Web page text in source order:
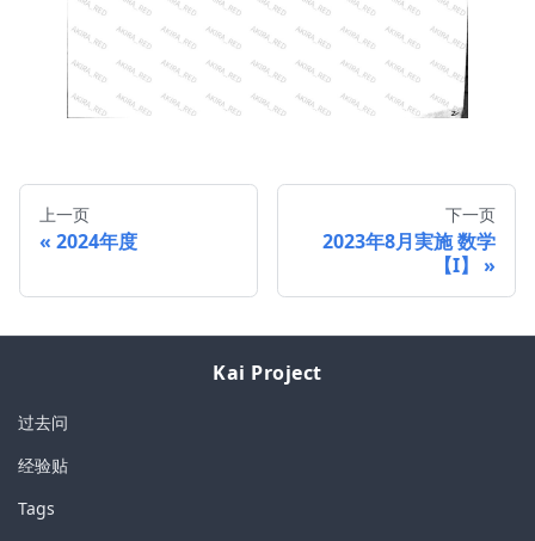
上一页
2024年度
下一页
2023年8月実施 数学
【I】
Kai Project
过去问
经验贴
Tags